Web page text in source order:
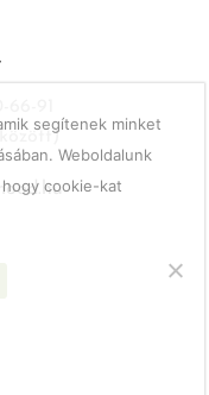
között)
segítenek minket
Weboldalunk
cookie-kat